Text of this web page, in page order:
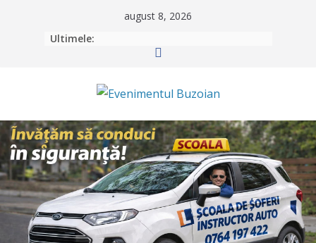
august 8, 2026
Ultimele: